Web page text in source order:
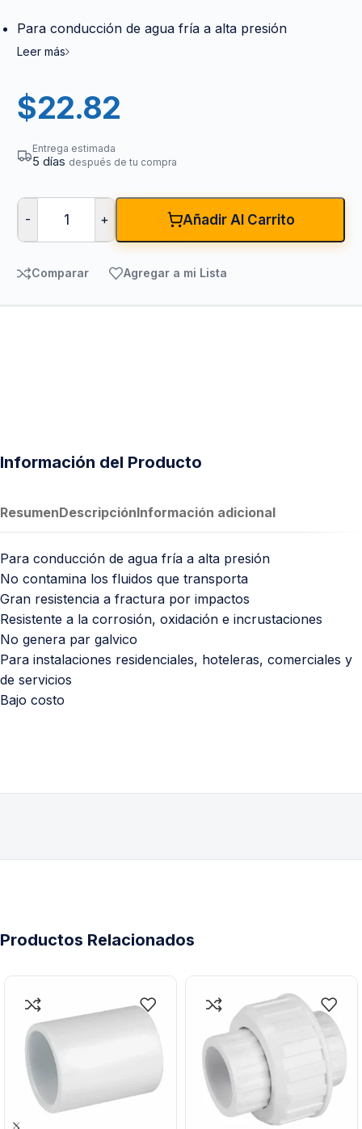
Para conducción de agua fría a alta presión
Leer más
$22.82
Entrega estimada
5 días después de tu compra
- + Añadir Al Carrito
Comparar Agregar a mi Lista
Información del Producto
ResumenDescripciónInformación adicional
Para conducción de agua fría a alta presión
No contamina los fluidos que transporta
Gran resistencia a fractura por impactos
Resistente a la corrosión, oxidación e incrustaciones
No genera par galvico
Para instalaciones residenciales, hoteleras, comerciales y
de servicios
Bajo costo
Productos Relacionados